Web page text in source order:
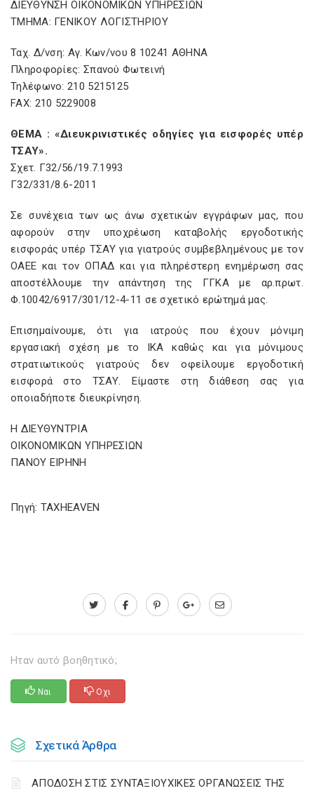
ΔΙΕΥΘΥΝΣΗ ΟΙΚΟΝΟΜΙΚΩΝ ΥΠΗΡΕΣΙΩΝ
ΤΜΗΜΑ: ΓΕΝΙΚΟΥ ΛΟΓΙΣΤΗΡΙΟΥ
Ταχ. Δ/νση: Αγ. Κων/νου 8 10241 AΘΗΝΑ
Πληροφορίες: Σπανού Φωτεινή
Τηλέφωνο: 210 5215125
FAX: 210 5229008
ΘΕΜΑ : «Διευκρινιστικές οδηγίες για εισφορές υπέρ
ΤΣΑΥ».
Σχετ. Γ32/56/19.7.1993
Γ32/331/8.6-2011
Σε συνέχεια των ως άνω σχετικών εγγράφων μας, που
αφορούν στην υποχρέωση καταβολής εργοδοτικής
εισφοράς υπέρ ΤΣΑΥ για γιατρούς συμβεβλημένους με τον
ΟΑΕΕ και τον ΟΠΑΔ και για πληρέστερη ενημέρωση σας
αποστέλλουμε την απάντηση της ΓΓΚΑ με αρ.πρωτ.
Φ.10042/6917/301/12-4-11 σε σχετικό ερώτημά μας.
Επισημαίνουμε, ότι για ιατρούς που έχουν μόνιμη
εργασιακή σχέση με το ΙΚΑ καθώς και για μόνιμους
στρατιωτικούς γιατρούς δεν οφείλουμε εργοδοτική
εισφορά στο ΤΣΑΥ. Είμαστε στη διάθεση σας για
οποιαδήποτε διευκρίνηση.
Η ΔΙΕΥΘΥΝΤΡΙΑ
ΟΙΚΟΝΟΜΙΚΩΝ ΥΠΗΡΕΣΙΩΝ
ΠΑΝΟΥ ΕΙΡΗΝΗ
Πηγή: TAXHEAVEN
Ηταν αυτό βοηθητικό;
Ναι Οχι
Σχετικά Άρθρα
ΑΠΟΔΟΣΗ ΣΤΙΣ ΣΥΝΤΑΞΙΟΥΧΙΚΕΣ ΟΡΓΑΝΩΣΕΙΣ ΤΗΣ